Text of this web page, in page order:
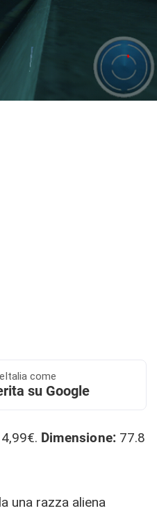
come
su Google
4,99€. Dimensione: 77.8
una razza aliena